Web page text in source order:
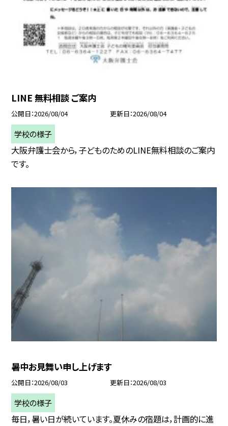
LINE 無料相談 ご案内
公開日 2026/08/04 更新日 2026/08/04
学校の様子
大阪弁護士会から，子どものためのLINE無料相談のご案内
です。
暑中お見舞い申し上げます
公開日 2026/08/03 更新日 2026/08/03
学校の様子
毎日，暑い日が続いています。夏休みの宿題は，計画的に進